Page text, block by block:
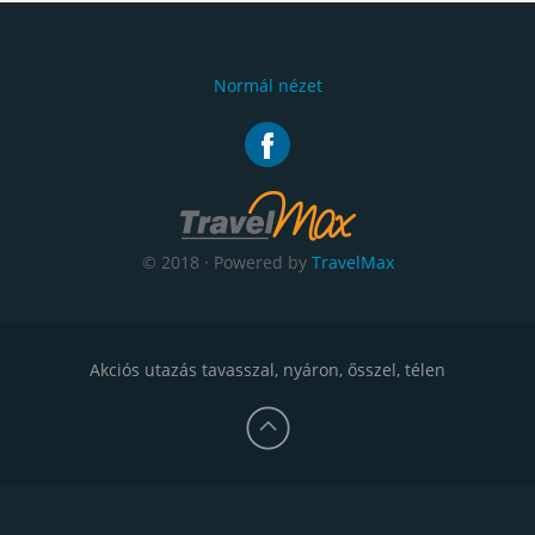
Normál nézet
© 2018 · Powered by TravelMax
Akciós utazás tavasszal, nyáron, ősszel, télen